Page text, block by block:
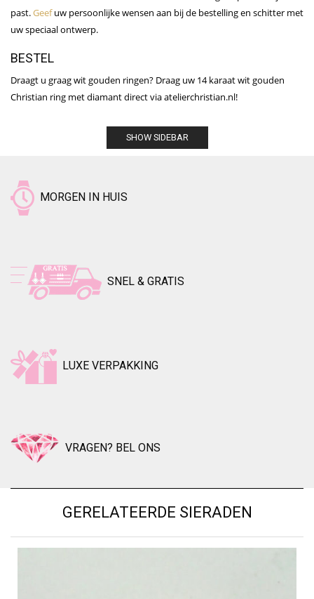
past.Geefuw persoonlijke wensen aan bij de bestelling en schitter met
uw speciaal ontwerp.
BESTEL
Draagt u graag wit gouden ringen? Draag uw 14 karaat wit gouden
Christian ring met diamant direct via atelierchristian.nl!
SHOW SIDEBAR
MORGEN IN HUIS
SNEL & GRATIS
LUXE VERPAKKING
VRAGEN? BEL ONS
GERELATEERDE SIERADEN